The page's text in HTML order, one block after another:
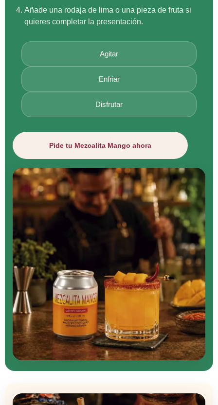
Añade una rodaja de lima o una pieza de fruta si
quieres completar la presentación.
Agitar
Enfriar
Disfrutar
Pide tu Mezcalita Mango ahora